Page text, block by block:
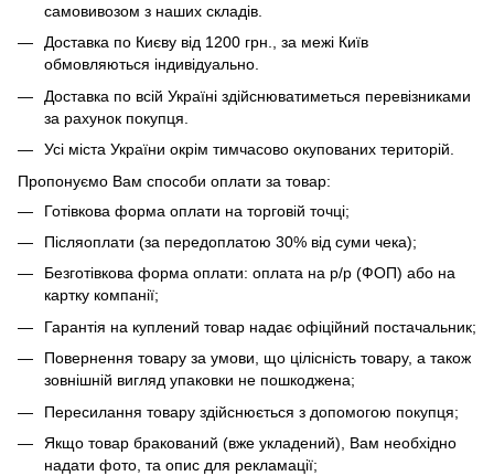
самовивозом з наших складів.
Доставка по Києву від 1200 грн., за межі Київ
обмовляються індивідуально.
Доставка по всій Україні здійснюватиметься перевізниками
за рахунок покупця.
Усі міста України окрім тимчасово окупованих територій.
Пропонуємо Вам способи оплати за товар:
Готівкова форма оплати на торговій точці;
Післяоплати (за передоплатою 30% від суми чека);
Безготівкова форма оплати: оплата на р/р (ФОП) або на
картку компанії;
Гарантія на куплений товар надає офіційний постачальник;
Повернення товару за умови, що цілісність товару, а також
зовнішній вигляд упаковки не пошкоджена;
Пересилання товару здійснюється з допомогою покупця;
Якщо товар бракований (вже укладений), Вам необхідно
надати фото, та опис для рекламації;